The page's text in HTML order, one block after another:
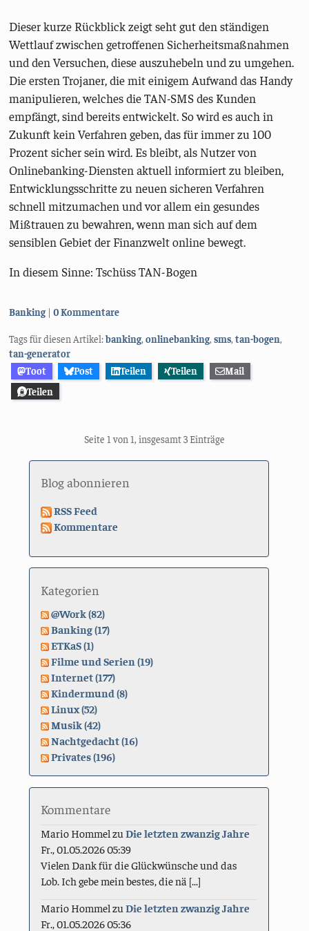
Dieser kurze Rückblick zeigt seht gut den ständigen
Wettlauf zwischen getroffenen Sicherheitsmaßnahmen
und den Versuchen, diese auszuhebeln und zu umgehen.
Die ersten Trojaner, die mit einigem Aufwand das Handy
manipulieren, welches die TAN-SMS des Kunden
empfängt, sind bereits entwickelt. So wird es auch in
Zukunft kein Verfahren geben, das für immer zu 100
Prozent sicher sein wird. Es bleibt, als Nutzer von
Onlinebanking-Diensten aktuell informiert zu bleiben,
Entwicklungsschritte zu neuen sicheren Verfahren
schnell mitzumachen und vor allem ein gesundes
Mißtrauen zu bewahren, wenn man sich auf dem
sensiblen Gebiet der Finanzwelt online bewegt.
In diesem Sinne: Tschüss TAN-Bogen
Kategorien:
Banking 0 Kommentare
Tags für diesen Artikel:banking,onlinebanking,sms,tan-bogen,
tan-generator
Toot
Post Teilen Teilen
Mail
Teilen
Seite 1 von 1, insgesamt 3 Einträge
Blog abonnieren
RSS Feed
Kommentare
Kategorien
@Work (82)
Banking (17)
ETKaS (1)
Filme und Serien (19)
Internet (177)
Kindermund (8)
Linux (52)
Musik (42)
Nachtgedacht (16)
Privates (196)
Kommentare
Mario Hommel zuDie letzten zwanzig Jahre
Fr., 01.05.2026 05:39
Vielen Dank für die Glückwünsche und das
Lob. Ich gebe mein bestes, die nä [...]
Mario Hommel zuDie letzten zwanzig Jahre
Fr., 01.05.2026 05:36